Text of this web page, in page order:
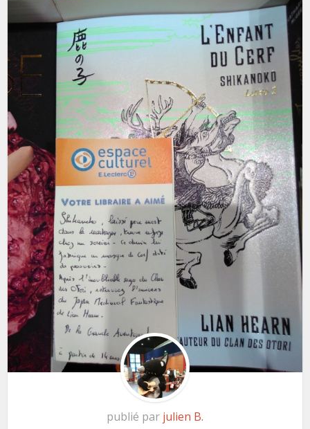
publié par julien B.